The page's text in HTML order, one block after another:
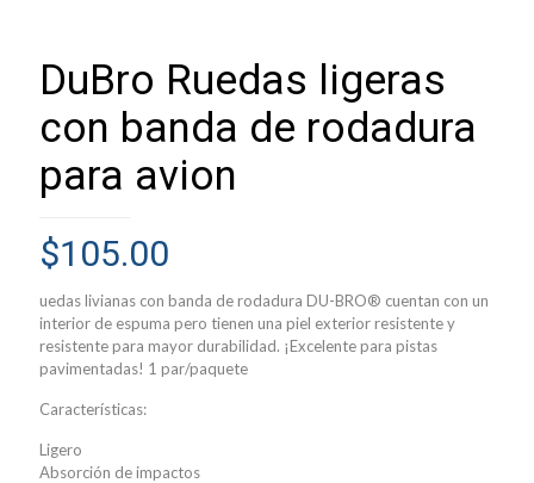
DuBro Ruedas ligeras
con banda de rodadura
para avion
$105.00
uedas livianas con banda de rodadura DU-BRO® cuentan con un
interior de espuma pero tienen una piel exterior resistente y
resistente para mayor durabilidad. ¡Excelente para pistas
pavimentadas! 1 par/paquete
Características:
Ligero
Absorción de impactos